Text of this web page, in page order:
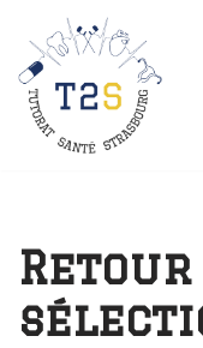
Aller
au
contenu